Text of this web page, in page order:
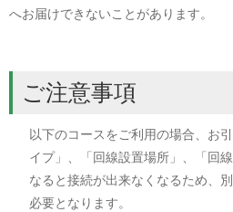
へお届けできないことがあります。
ご注意事項
以下のコースをご利用の場合、お
イプ」、「回線設置場所」、「回
なると接続が出来なくなるため、
必要となります。